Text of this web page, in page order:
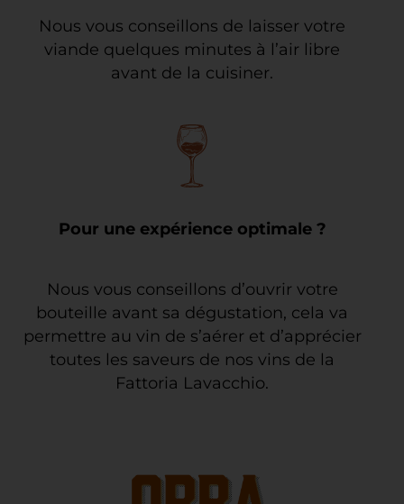
Nous vous conseillons de laisser votre
viande quelques minutes à l’air libre
avant de la cuisiner.
Pour une expérience optimale ?
Nous vous conseillons d’ouvrir votre
bouteille avant sa dégustation, cela va
permettre au vin de s’aérer et d’apprécier
toutes les saveurs de nos vins de la
Fattoria Lavacchio.